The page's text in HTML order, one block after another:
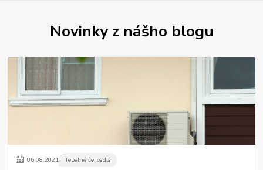
Novinky z nášho blogu
06.08.2021 Tepelné čerpadlá